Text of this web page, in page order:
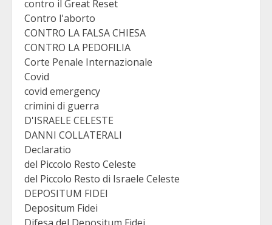
contro il Great Reset
Contro l'aborto
CONTRO LA FALSA CHIESA
CONTRO LA PEDOFILIA
Corte Penale Internazionale
Covid
covid emergency
crimini di guerra
D'ISRAELE CELESTE
DANNI COLLATERALI
Declaratio
del Piccolo Resto Celeste
del Piccolo Resto di Israele Celeste
DEPOSITUM FIDEI
Depositum Fidei